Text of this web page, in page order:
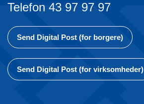
Telefon 43 97 97 97
Send Digital Post (for borgere)
Send Digital Post (for virksomheder)